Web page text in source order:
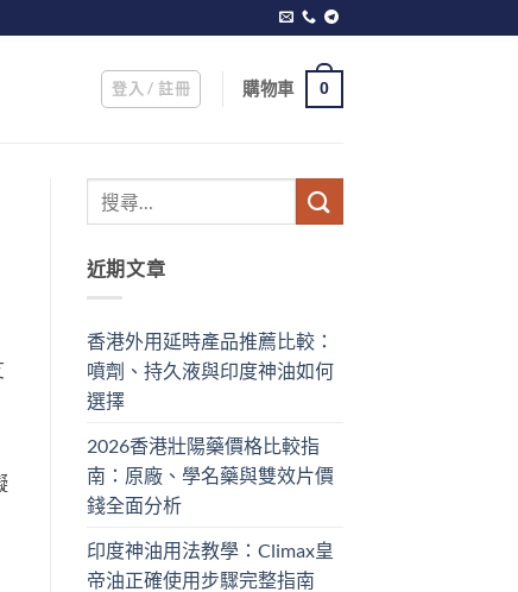
登入 / 註冊 購物車 0
近期文章
香港外用延時產品推薦比較：
噴劑、持久液與印度神油如何
選擇
2026香港壯陽藥價格比較指
南：原廠、學名藥與雙效片價
錢全面分析
印度神油用法教學：Climax皇
帝油正確使用步驟完整指南